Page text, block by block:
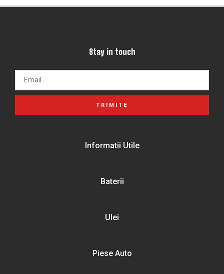
Piese Auto
Ulei
Baterii
Informatii Utile
Stay in touch
TRIMITE